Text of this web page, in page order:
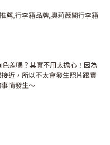
差嗎？其實不用太擔心！因為
近，所以不太會發生照片跟實
情發生～